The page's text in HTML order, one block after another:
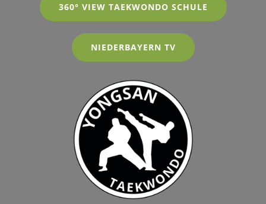
360° VIEW TAEKWONDO SCHULE
NIEDERBAYERN TV